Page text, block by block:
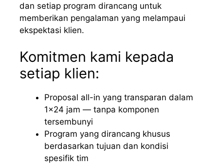
dan setiap program dirancang untuk
memberikan pengalaman yang melampaui
ekspektasi klien.
Komitmen kami kepada
setiap klien:
Proposal all-in yang transparan dalam
1×24 jam — tanpa komponen
tersembunyi
Program yang dirancang khusus
berdasarkan tujuan dan kondisi
spesifik tim